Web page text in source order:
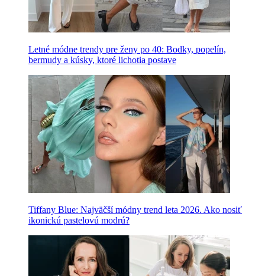
Letné módne trendy pre ženy po 40: Bodky, popelín,
bermudy a kúsky, ktoré lichotia postave
Tiffany Blue: Najväčší módny trend leta 2026. Ako nosiť
ikonickú pastelovú modrú?